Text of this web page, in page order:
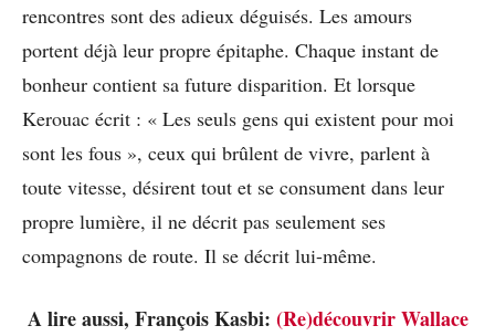
rencontres sont des adieux déguisés. Les amours
portent déjà leur propre épitaphe. Chaque instant de
bonheur contient sa future disparition. Et lorsque
Kerouac écrit : « Les seuls gens qui existent pour moi
sont les fous », ceux qui brûlent de vivre, parlent à
toute vitesse, désirent tout et se consument dans leur
propre lumière, il ne décrit pas seulement ses
compagnons de route. Il se décrit lui-même.
A lire aussi, François Kasbi: (Re)découvrir Wallace